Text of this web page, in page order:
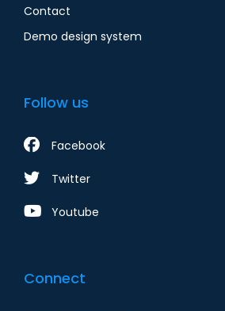
Contact
Demo design system
Follow us
Facebook
Twitter
Youtube
Connect